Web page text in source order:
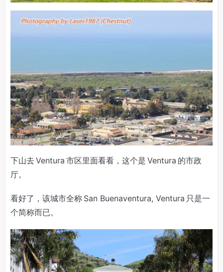
下山去 Ventura 市区里面看看，这个是 Ventura 的市政
厅。
看好了，该城市全称 San Buenaventura, Ventura 只是一
个简称而已。